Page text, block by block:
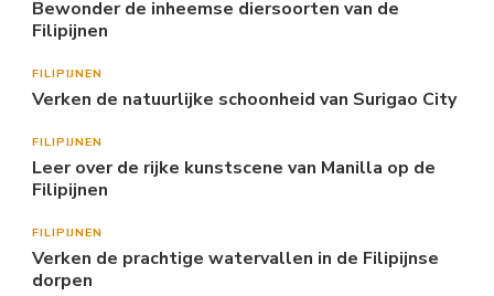
Bewonder de inheemse diersoorten van de
Filipijnen
FILIPIJNEN
Verken de natuurlijke schoonheid van Surigao City
FILIPIJNEN
Leer over de rijke kunstscene van Manilla op de
Filipijnen
FILIPIJNEN
Verken de prachtige watervallen in de Filipijnse
dorpen